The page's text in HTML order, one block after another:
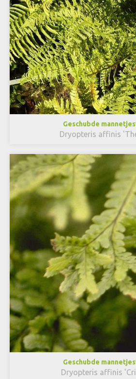
Geschubde
Dryopteris affinis
Geschubde
Dryopteris affinis